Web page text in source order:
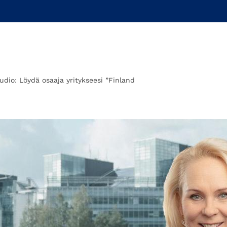
Löydä osaaja yritykseesi ”Finland